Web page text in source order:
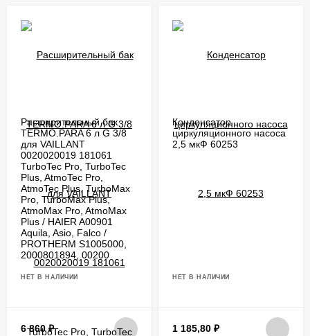
Расширительный бак
TERMO.PARA 6 л G 3/8
для VAILLANT
0020020019 181061
TurboTec Pro, TurboTec
Plus, AtmoTec Pro,
AtmoTec Plus, TurboMax
Pro, TurboMax Plus,
AtmoMax Pro, AtmoMax
Plus / HAIER A00901
Aquila, Asio, Falco /
PROTHERM S1005000,
2000801894, 00200
НЕТ В НАЛИЧИИ
6 860₽
Конденсатор
циркуляционного насоса
2,5 мкФ 60253
НЕТ В НАЛИЧИИ
1 185,80 ₽